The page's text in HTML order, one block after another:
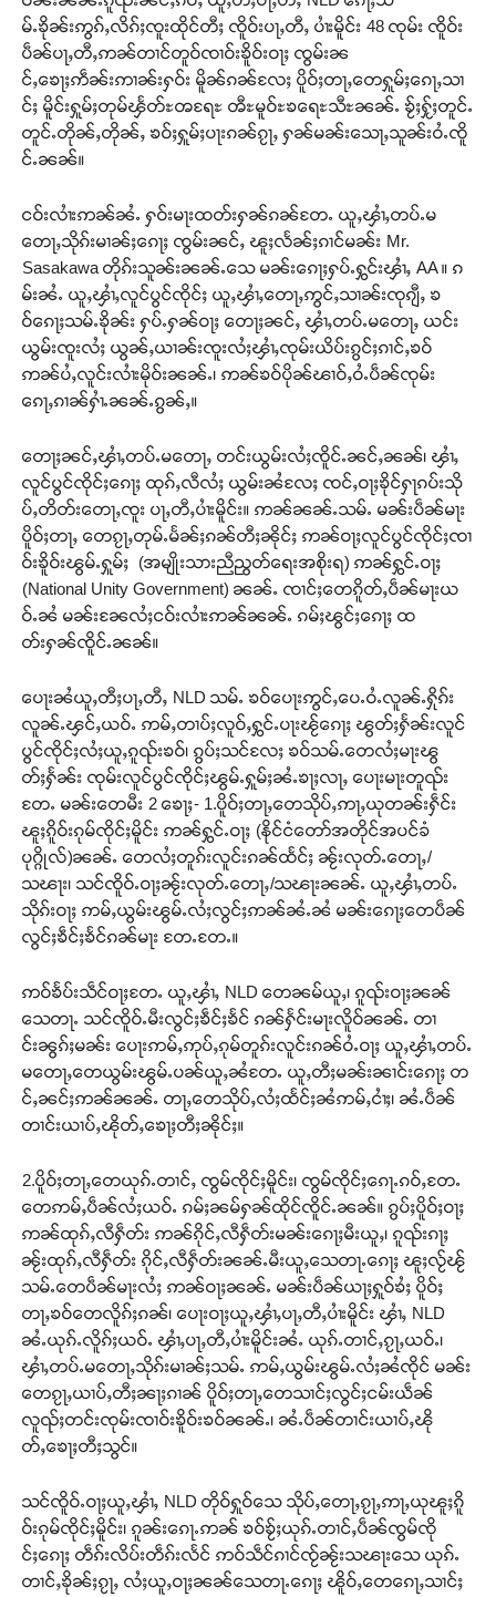
မ်ႉၶိုၼ်းဢွၵ်ႇလိၵ်ႈၸူးထိုင်တီႈ ၸိူဝ်းပႃႇတီႇ ပၢႆးမိူင်း 48 ၸုမ်း ၸိူဝ်း
ပဵၼ်ပႃႇတီႇဢၼ်တၢင်တူဝ်ၸၢဝ်းၶိူဝ်းဝႃႈ ၸွမ်းၼ
င်ႇၶေႃႈဢဵၼ်းဢၢၼ်းႁဝ်း မိူၼ်ၵၼ်လႄႈ ပိူဝ်ႈတႃႇတေႁူမ်ႈၵေႃႇသၢ
င်ႈ မိူင်းႁူမ်ႈတုမ်ၾႅတ်ႊၻရႄႊ ၻီႊမူဝ်ႊၶရေႊသီႊၼၼ်ႉ ၶႂ်ႈႁႂ်ႈတူင်ႉ
တူင်ႉတိုၼ်ႇတိုၼ်ႇ ၶဝ်ႈႁူမ်ႈပႃးၵၼ်ၵႂႃႇ ႁၼ်မၼ်းသေႃႇသူၼ်းဝႆႉၸိူ
င်ႉၼၼ်။
ငဝ်းလၢႆးဢၼ်ၼႆႉ ႁဝ်းမႃးထတ်းႁၼ်ၵၼ်တႄႉ ယူႇၾၢႆႇတပ်ႉမ
တေႃႇသိုၵ်းမၢၼ်ႈၵေႃႈ ၸွမ်းၼင်ႇ ၽူႈလႅၼ်ႈၵၢင်မၼ်း Mr.
Sasakawa တိုၵ်းသူၼ်းၼၼ်ႉသေ မၼ်းၵေႃႈႁပ်ႉႁွင်းၾၢႆႇ AA ။ ၵ
မ်းၼႆႉ ယူႇၾၢႆႇလူင်ပွင်ၸိုင်ႈ ယူႇၾၢႆႇတေႃႇဢွင်ႇသၢၼ်းၸုၵျီႇ ၶ
ဝ်ၵေႃႈသမ်ႉၶိုၼ်း ႁပ်ႉႁၼ်ဝႃႈ တေႃႈၼင်ႇ ၾၢႆႇတပ်ႉမတေႃႇ ယင်း
ယွမ်းၸူးလႆႈ ယွၼ်ႇယၢၼ်းၸူးလႆႈၾၢႆႇၸုမ်းယိပ်းၵွင်ႈၵၢင်ႇၶဝ်
ဢၼ်ပႆႇလူင်းလၢႆးမိုဝ်းၼၼ်ႉ၊ ဢၼ်ၶဝ်ပိုၼ်ၽၢဝ်ႇဝႆႉပဵၼ်ၸုမ်း
ၵေႃႇၵၢၼ်ႁၢႆႉၼၼ်ႉၵွၼ်ႇ။
တေႃႈၼင်ႇၾၢႆႇတပ်ႉမတေႃႇ တင်းယွမ်းလႆႈၸိူင်ႉၼင်ႇၼၼ်၊ ၾၢႆႇ
လူင်ပွင်ၸိုင်ႈၵေႃႈ ထုၵ်ႇလီလႆႈ ယွမ်းၼႆလႄႈ ၸင်ႇဝႃႈၶိုင်ႁႃၵပ်းသို
ပ်ႇတိတ်းတေႃႇၸူး ပႃႇတီႇပၢႆးမိူင်း။ ဢၼ်ၼၼ်ႉသမ်ႉ မၼ်းပဵၼ်မႃး
ပိူဝ်ႈတႃႇ တေၵႂႃႇတုမ်ႉမႅၼ်ႈၵၼ်တီႈၼိုင်ႈ ဢၼ်ဝႃႈလူင်ပွင်ၸိုင်ႈၸၢ
ဝ်းၶိူဝ်းၽွမ်ႉႁူမ်ႈ (အမျိုးသားညီညွတ်ရေးအစိုးရ) ဢၼ်ႁွင်ႉဝႃႈ
(National Unity Government) ၼၼ်ႉ ၸၢင်ႈတေၵိူတ်ႇပဵၼ်မႃးယ
ဝ်ႉၼႆ မၼ်းၼႄလႆႈငဝ်းလၢႆးဢၼ်ၼၼ်ႉ ၵမ်ႈၽွင်ႈၵေႃႈ ထ
တ်းႁၼ်ၸိူင်ႉၼၼ်။
ပေႃးၼႆယူႇတီႈပႃႇတီႇ NLD သမ်ႉ ၶဝ်ပေႃးဢွင်ႇပေႉဝႆႉလူၼ်ႉႁိုၵ်း
လူၼ်ႉၾင်ႇယဝ်ႉ ဢမ်ႇတၢပ်ႈလူဝ်ႇႁွင်ႉပႃးၽႂ်ၵေႃႈ ၽွတ်ႈႁႅၼ်းလူင်
ပွင်ၸိုင်ႈလႆႈယူႇၵူၺ်းၶဝ်၊ ၵွပ်ႈသင်လႄႈ ၶဝ်သမ်ႉတေလႆႈမႃးၽွ
တ်ႈႁႅၼ်း ၸုမ်းလူင်ပွင်ၸိုင်ႈၽွမ်ႉႁူမ်ႈၼႆႉၶႃႈလႃႇ ပေႃးမႃးတူၺ်း
တႄႉ မၼ်းတေမီး 2 ၶေႃႈ- 1.ပိူဝ်ႈတႃႇတေသိုပ်ႇဢႃႇယုတၼ်းႁဵင်း
ၽူႈၵိူဝ်းၵုမ်ၸိုင်ႈမိူင်း ဢၼ်ႁွင်ႉဝႃႈ (နိုင်ငံတော်အတိုင်အပင်ခံ
ပုဂ္ဂိုလ်)ၼၼ်ႉ တေလႆႈတူၵ်းလူင်းၵၼ်ထႅင်ႈ ၼႂ်းလုတ်ႉတေႃႇ/
သၽႃး၊ သင်ၸိူဝ်ႉဝႃႈၼႂ်းလုတ်ႉတေႃႇ/သၽႃးၼၼ်ႉ ယူႇၾၢႆႇတပ်ႉ
သိုၵ်းဝႃႈ ဢမ်ႇယွမ်းၽွမ်ႉလႆႈလွင်ႈဢၼ်ၼႆႉၼႆ မၼ်းၵေႃႈတေပဵၼ်
လွင်ႈၶဵင်ႈၶႅင်ၵၼ်မႃး တႄႉတႄႉ။
ဢဝ်ၶႅပ်းသဵင်ဝႃႈတႄႉ ယူႇၾၢႆႇ NLD တေၼမ်ယူႇ၊ ၵူၺ်းဝႃႈၼၼ်
သေတႃႉ သင်ၸိူဝ်ႉမီးလွင်ႈၶဵင်ႈၶႅင် ၵၼ်ႁႅင်းမႃးလိူဝ်ၼၼ်ႉ တၢ
င်းၼွၵ်ႈမၼ်း ပေႃးဢမ်ႇဢုပ်ႇၵုမ်တူၵ်းလူင်းၵၼ်ဝႆႉဝႃႈ ယူႇၾၢႆႇတပ်ႉ
မတေႃႇတေယွမ်းၽွမ်ႉပၼ်ယူႇၼႆတႄႉ ယူႇတီႈမၼ်းၼၢင်းၵေႃႈ တ
င်ႇၼင်ႈဢၼ်ၼၼ်ႉ တႃႇတေသိုပ်ႇလႆႈထႅင်ႈၼႆဢမ်ႇငၢႆႈ၊ ၼႆႉပဵၼ်
တၢင်းယၢပ်ႇၽိုတ်ႇၶေႃႈတီႈၼိုင်ႈ။
2.ပိူဝ်ႈတႃႇတေယုၵ်ႉတၢင်ႇ ၸွမ်ၸိုင်ႈမိူင်း၊ ၸွမ်ၸိုင်ႈၵေႃႉၵဝ်ႇတႄႉ
တေဢမ်ႇပဵၼ်လႆႈယဝ်ႉ ၵမ်ႈၼမ်ႁၼ်ထိုင်ၸိူင်ႉၼၼ်။ ၵွပ်ႈပိူဝ်ႈဝႃႈ
ဢၼ်ထုၵ်ႇလီႁဵတ်း ဢၼ်ၵိုင်ႇလီႁဵတ်းမၼ်းၵေႃႈမီးယူႇ၊ ၵူၺ်းၵႃႈ
ၼႂ်းထုၵ်ႇလီႁဵတ်း ၵိုင်ႇလီႁဵတ်းၼၼ်ႉမီးယူႇသေတႃႉၵေႃႈ ၽူႈလႂ်ၽႂ်
သမ်ႉတေပဵၼ်မႃးလႆႈ ဢၼ်ဝႃႈၼၼ်ႉ မၼ်းပဵၼ်ယႃႈႁူဝ်ၶႆႈ ပိူဝ်ႈ
တႃႇၶဝ်တေလိူၵ်ႈၵၼ်၊ ပေႃးဝႃႈယူႇၾၢႆႇပႃႇတီႇပၢႆးမိူင်း ၾၢႆႇ NLD
ၼႆႉယုၵ်ႉလိူၵ်ႈယဝ်ႉ ၾၢႆႇပႃႇတီႇပၢႆးမိူင်းၼႆႉ ယုၵ်ႉတၢင်ႇၵႂႃႇယဝ်ႉ၊
ၾၢႆႇတပ်ႉမတေႃႇသိုၵ်းမၢၼ်ႈသမ်ႉ ဢမ်ႇယွမ်းၽွမ်ႉလႆႈၼႆၸိုင် မၼ်း
တေၵႂႃႇယၢပ်ႇတီႈၼႃႈၵၢၼ် ပိူဝ်ႈတႃႇတေသၢင်ႈလွင်ႈငမ်းယဵၼ်
လူၺ်ႈတင်းၸုမ်းၸၢဝ်းၶိူဝ်းၶဝ်ၼၼ်ႉ၊ ၼႆႉပဵၼ်တၢင်းယၢပ်ႇၽို
တ်ႇၶေႃႈတီႈသွင်။
သင်ၸိူဝ်ႉဝႃႈယူႇၾၢႆႇ NLD တိုဝ်ႁူဝ်သေ သိုပ်ႇတေႃႇၵႂႃႇဢႃႇယုၽူႈၵိူ
ဝ်းၵုမ်ၸိုင်ႈမိူင်း၊ ၵူၼ်းၵေႃႉဢၼ် ၶဝ်ၶႂ်ႈယုၵ်ႉတၢင်ႇပဵၼ်ၸွမ်ၸို
င်ႈၵေႃႈ တဵၵ်းလိပ်းတဵၵ်းလႅင် ဢဝ်သဵင်ၵၢင်ၸႂ်ၼႂ်းသၽႃးသေ ယုၵ်ႉ
တၢင်ႇၶိုၼ်ႈၵႂႃႇ လႆႈယူႇဝႃႈၼၼ်သေတႃႉၵေႃႈ ၽိူဝ်ႇတေၵေႃႇသၢင်ႈ